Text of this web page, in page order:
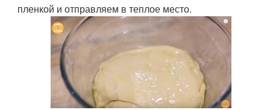
пленкой и отправляем в теплое место.